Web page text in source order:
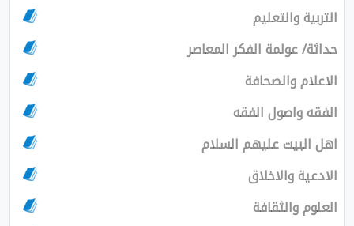
التربية والتعليم
حداثة/ عولمة الفكر المعاصر
الاعلام والصحافة
الفقه واصول الفقه
اهل البيت عليهم السلام
الادعية والاخلاق
العلوم والثقافة